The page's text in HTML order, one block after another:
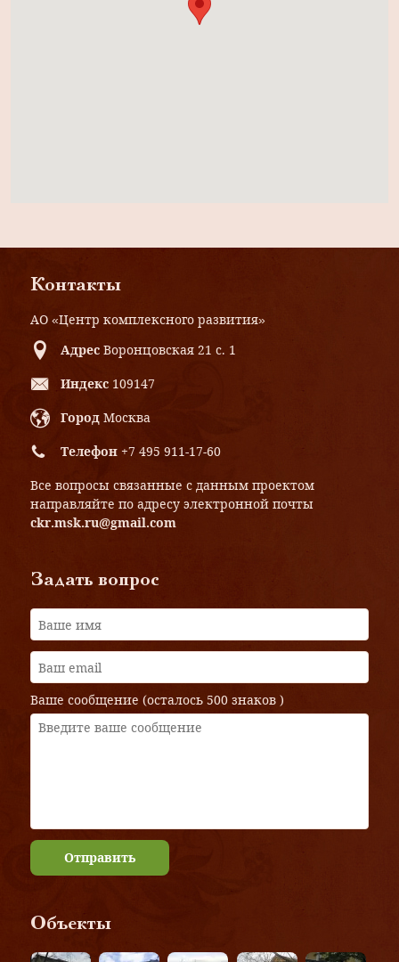
Контакты
АО «Центр комплексного развития»
Адрес Воронцовская 21 с. 1
Индекс 109147
Город Москва
Телефон +7 495 911-17-60
Все вопросы связанные с данным проектом
направляйте по адресу электронной почты
ckr.msk.ru@gmail.com
Задать вопрос
Ваше сообщение (осталось 500 знаков )
Отправить
Объекты